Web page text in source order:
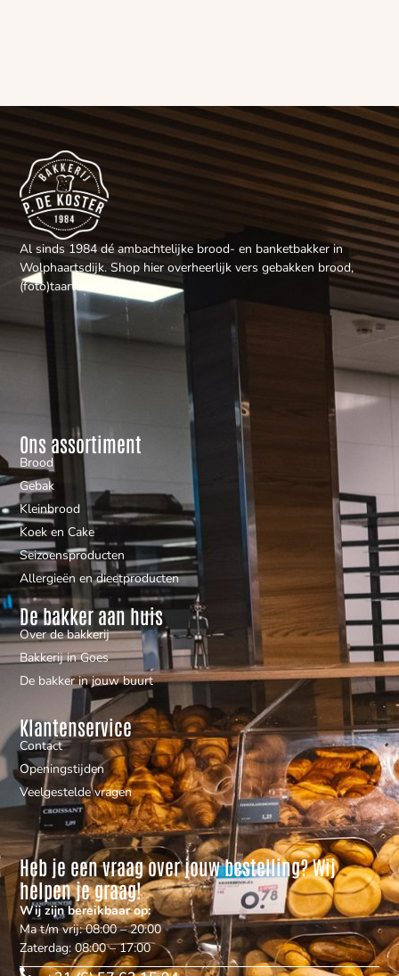
Al sinds 1984 dé ambachtelijke brood- en banketbakker in
Wolphaartsdijk. Shop hier overheerlijk vers gebakken brood,
(foto)taarten en gebak.
Ons assortiment
Brood
Gebak
Kleinbrood
Koek en Cake
Seizoensproducten
Allergieën en dieetproducten
De bakker aan huis
Over de bakkerij
Bakkerij in Goes
De bakker in jouw buurt
Klantenservice
Contact
Openingstijden
Veelgestelde vragen
Heb je een vraag over jouw bestelling? Wij
helpen je graag!
Wij zijn bereikbaar op:
Ma t/m vrij: 08:00 – 20:00
Zaterdag: 08:00 – 17:00